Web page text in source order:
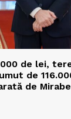
de lei,
de
de